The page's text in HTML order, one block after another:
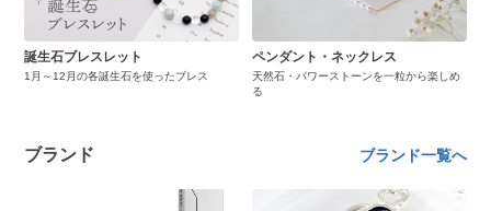
誕生石ブレスレット
1月～12月の各誕生石を使ったブレス
ペンダント・ネックレス
天然石・パワーストーンを一粒から楽しめ
る
ブランド ブランド一覧へ